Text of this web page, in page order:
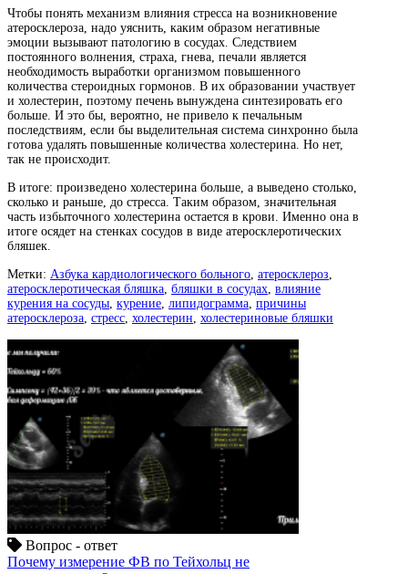
Чтобы понять механизм влияния стресса на возникновение
атеросклероза, надо уяснить, каким образом негативные
эмоции вызывают патологию в сосудах. Следствием
постоянного волнения, страха, гнева, печали является
необходимость выработки организмом повышенного
количества стероидных гормонов. В их образовании участвует
и холестерин, поэтому печень вынуждена синтезировать его
больше. И это бы, вероятно, не привело к печальным
последствиям, если бы выделительная система синхронно была
готова удалять повышенные количества холестерина. Но нет,
так не происходит.
В итоге: произведено холестерина больше, а выведено столько,
сколько и раньше, до стресса. Таким образом, значительная
часть избыточного холестерина остается в крови. Именно она в
итоге осядет на стенках сосудов в виде атеросклеротических
бляшек.
Метки: Азбука кардиологического больного атеросклероз
атеросклеротическая бляшка бляшки в сосудах влияние
курения на сосуды курение липидограмма причины
атеросклероза стресс холестерин холестериновые бляшки
Вопрос - ответ
Почему измерение ФВ по Тейхольц не